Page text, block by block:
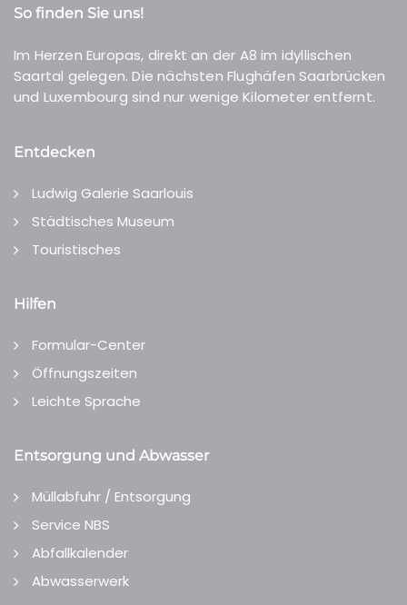
So finden Sie uns!
Im Herzen Europas, direkt an der A8 im idyllischen
Saartal gelegen. Die nächsten Flughäfen Saarbrücken
und Luxembourg sind nur wenige Kilometer entfernt.
Entdecken
Ludwig Galerie Saarlouis
Städtisches Museum
Touristisches
Hilfen
Formular-Center
Öffnungszeiten
Leichte Sprache
Entsorgung und Abwasser
Müllabfuhr / Entsorgung
Service NBS
Abfallkalender
Abwasserwerk